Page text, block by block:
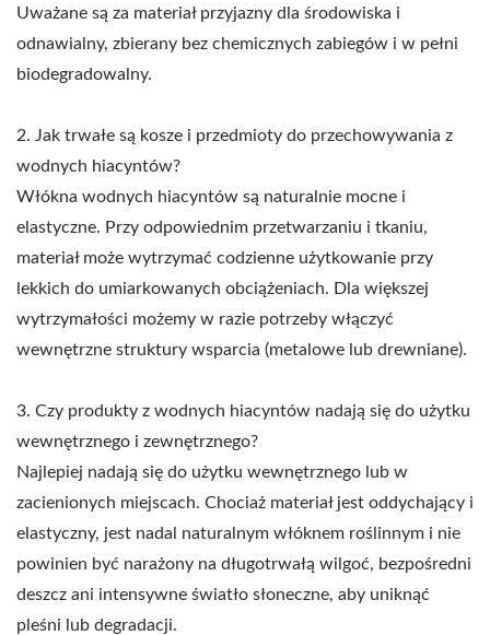
Uważane są za materiał przyjazny dla środowiska i
odnawialny, zbierany bez chemicznych zabiegów i w pełni
biodegradowalny.
2. Jak trwałe są kosze i przedmioty do przechowywania z
wodnych hiacyntów?
Włókna wodnych hiacyntów są naturalnie mocne i
elastyczne. Przy odpowiednim przetwarzaniu i tkaniu,
materiał może wytrzymać codzienne użytkowanie przy
lekkich do umiarkowanych obciążeniach. Dla większej
wytrzymałości możemy w razie potrzeby włączyć
wewnętrzne struktury wsparcia (metalowe lub drewniane).
3. Czy produkty z wodnych hiacyntów nadają się do użytku
wewnętrznego i zewnętrznego?
Najlepiej nadają się do użytku wewnętrznego lub w
zacienionych miejscach. Chociaż materiał jest oddychający i
elastyczny, jest nadal naturalnym włóknem roślinnym i nie
powinien być narażony na długotrwałą wilgoć, bezpośredni
deszcz ani intensywne światło słoneczne, aby uniknąć
pleśni lub degradacji.